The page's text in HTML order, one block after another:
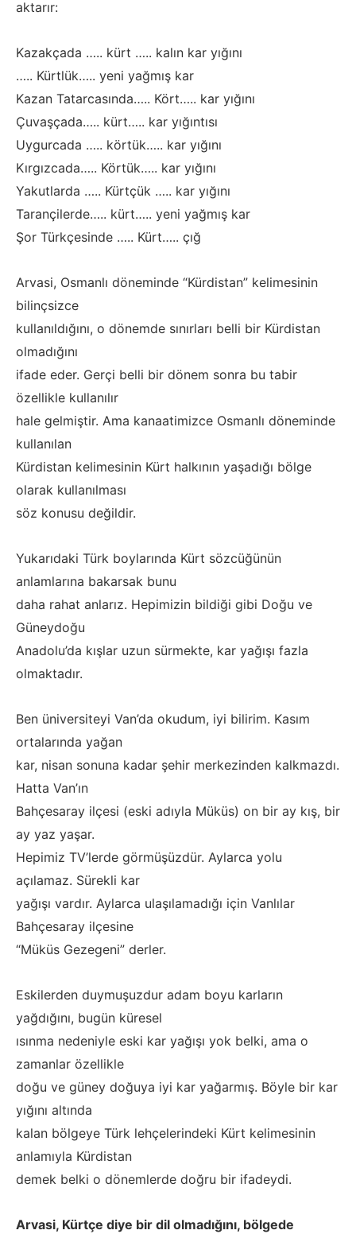
aktarır:
Kazakçada ….. kürt ….. kalın kar yığını
….. Kürtlük….. yeni yağmış kar
Kazan Tatarcasında….. Kört….. kar yığını
Çuvaşçada….. kürt….. kar yığıntısı
Uygurcada ….. körtük….. kar yığını
Kırgızcada….. Körtük….. kar yığını
Yakutlarda ….. Kürtçük ….. kar yığını
Tarançilerde….. kürt….. yeni yağmış kar
Şor Türkçesinde ….. Kürt….. çığ
Arvasi, Osmanlı döneminde “Kürdistan” kelimesinin
bilinçsizce
kullanıldığını, o dönemde sınırları belli bir Kürdistan
olmadığını
ifade eder. Gerçi belli bir dönem sonra bu tabir
özellikle kullanılır
hale gelmiştir. Ama kanaatimizce Osmanlı döneminde
kullanılan
Kürdistan kelimesinin Kürt halkının yaşadığı bölge
olarak kullanılması
söz konusu değildir.
Yukarıdaki Türk boylarında Kürt sözcüğünün
anlamlarına bakarsak bunu
daha rahat anlarız. Hepimizin bildiği gibi Doğu ve
Güneydoğu
Anadolu’da kışlar uzun sürmekte, kar yağışı fazla
olmaktadır.
Ben üniversiteyi Van’da okudum, iyi bilirim. Kasım
ortalarında yağan
kar, nisan sonuna kadar şehir merkezinden kalkmazdı.
Hatta Van’ın
Bahçesaray ilçesi (eski adıyla Müküs) on bir ay kış, bir
ay yaz yaşar.
Hepimiz TV’lerde görmüşüzdür. Aylarca yolu
açılamaz. Sürekli kar
yağışı vardır. Aylarca ulaşılamadığı için Vanlılar
Bahçesaray ilçesine
“Müküs Gezegeni” derler.
Eskilerden duymuşuzdur adam boyu karların
yağdığını, bugün küresel
ısınma nedeniyle eski kar yağışı yok belki, ama o
zamanlar özellikle
doğu ve güney doğuya iyi kar yağarmış. Böyle bir kar
yığını altında
kalan bölgeye Türk lehçelerindeki Kürt kelimesinin
anlamıyla Kürdistan
demek belki o dönemlerde doğru bir ifadeydi.
Arvasi, Kürtçe diye bir dil olmadığını, bölgede